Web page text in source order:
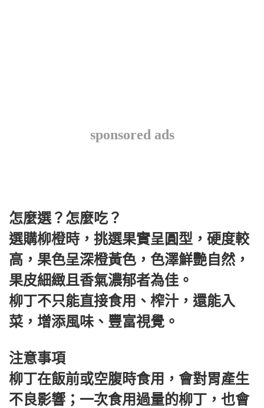
sponsored ads
怎麼選？怎麼吃？
選購柳橙時，挑選果實呈圓型，硬度較
高，果色呈深橙黃色，色澤鮮艷自然，
果皮細緻且香氣濃郁者為佳。
柳丁不只能直接食用、榨汁，還能入
菜，增添風味、豐富視覺。
注意事項
柳丁在飯前或空腹時食用，會對胃產生
不良影響；一次食用過量的柳丁，也會